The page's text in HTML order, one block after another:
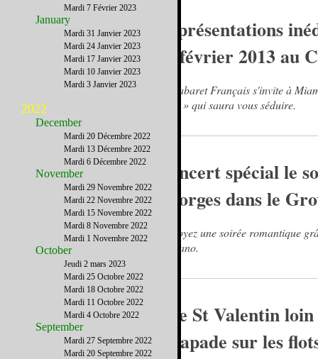
Représentations
15 février 2013 au
Le Cabaret Français s'invite à
Paris » qui saura vous séduire.
Concert spécial le
Georges dans le
Prévoyez une soirée romantique
au piano.
Une St Valentin
escapade sur les
Mardi 7 Février 2023
January
Mardi 31 Janvier 2023
Mardi 24 Janvier 2023
Mardi 17 Janvier 2023
Mardi 10 Janvier 2023
Mardi 3 Janvier 2023
2022
December
Mardi 20 Décembre 2022
Mardi 13 Décembre 2022
Mardi 6 Décembre 2022
November
Mardi 29 Novembre 2022
Mardi 22 Novembre 2022
Mardi 15 Novembre 2022
Mardi 8 Novembre 2022
Mardi 1 Novembre 2022
October
Jeudi 2 mars 2023
Mardi 25 Octobre 2022
Mardi 18 Octobre 2022
Mardi 11 Octobre 2022
Mardi 4 Octobre 2022
September
Mardi 27 Septembre 2022
Mardi 20 Septembre 2022